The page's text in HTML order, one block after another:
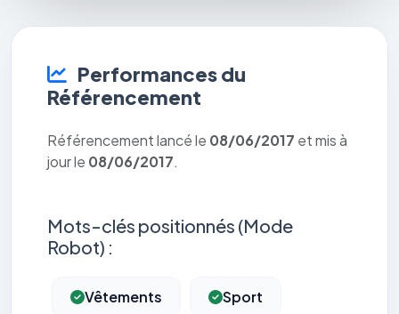
Performances du
Référencement
Référencement lancé le 08/06/2017 et mis à
jour le 08/06/2017.
Mots-clés positionnés (Mode
Robot) :
Vêtements Sport